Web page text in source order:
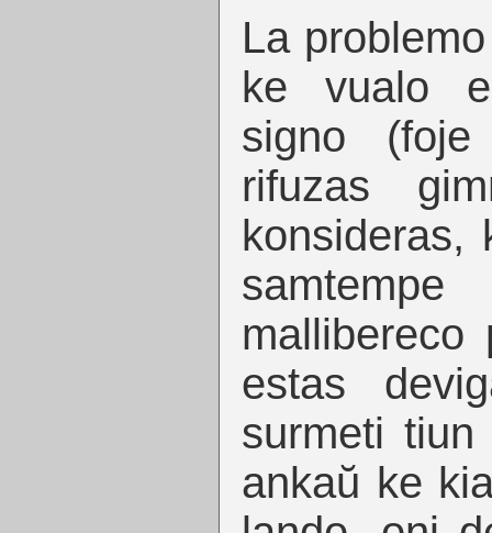
La
ke vualo
signo
rifuzas
konsideras,
estas
surmeti
ankaŭ ke